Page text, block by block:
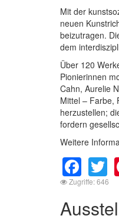
Mit der
neuen
beizutragen.
dem
Über 120
Pionierinnen
Cahn, Aurelie
Mittel – Farbe,
herzustellen;
fordern
Weitere
Zugriffe: 646